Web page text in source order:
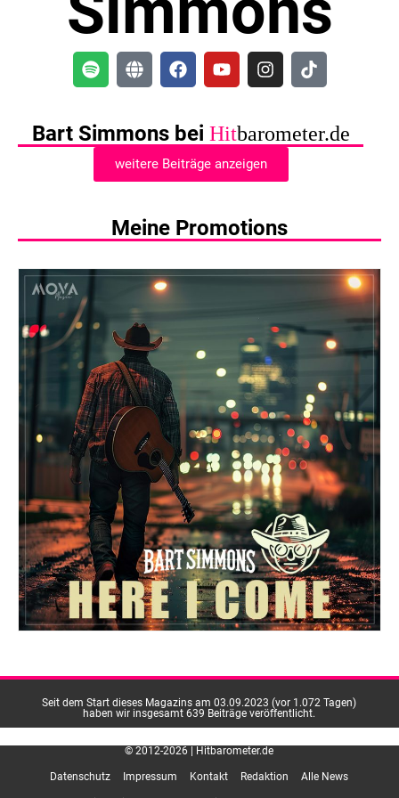
Bart Simmons bei Hitbarometer.de
weitere Beiträge anzeigen
Meine Promotions
Seit dem Start dieses Magazins am 03.09.2023 (vor 1.072 Tagen)
haben wir insgesamt 639 Beiträge veröffentlicht.
© 2012-2026 | Hitbarometer.de
Datenschutz Impressum Kontakt Redaktion Alle News